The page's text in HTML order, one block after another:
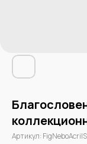
Артикул: